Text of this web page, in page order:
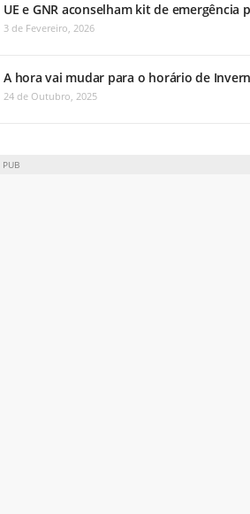
UE e GNR aconselham kit de emergência
3 de Fevereiro, 2026
A hora vai mudar para o horário de
24 de Outubro, 2025
PUB